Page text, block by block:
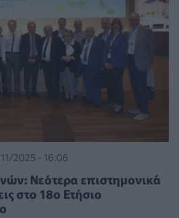
2025 - 16:06
Νεότερα επιστημονικά
στο 18ο Ετήσιο